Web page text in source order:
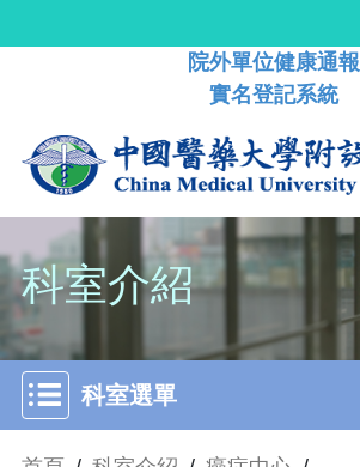
院外單位健康通報
實名登記系統
科室介紹
科室選單